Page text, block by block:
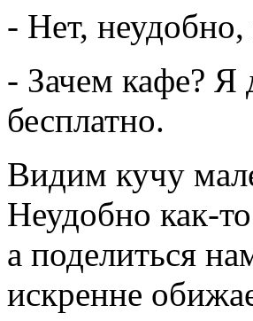
- Нет,
- Зачем кафе? Я
бесплатно.
Видим кучу
Неудобно как-
а поделиться
искренне